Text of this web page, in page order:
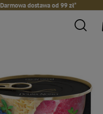
Darmowa dostawa od 99 zł*